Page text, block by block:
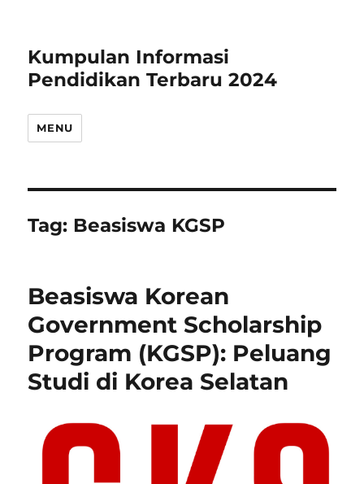
Kumpulan Informasi
Pendidikan Terbaru 2024
MENU
Tag: Beasiswa KGSP
Beasiswa Korean
Government Scholarship
Program (KGSP): Peluang
Studi di Korea Selatan